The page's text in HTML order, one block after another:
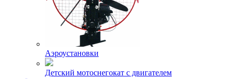
Аэроустановки
Детский мотоснегокат с двигателем